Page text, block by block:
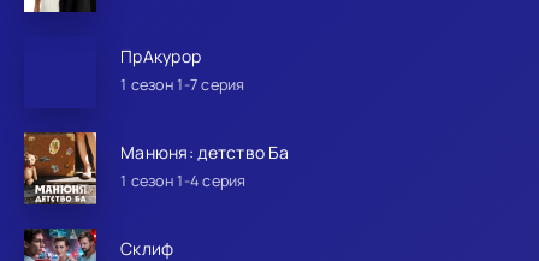
ПрАкурор
1 сезон 1-7 серия
Манюня: детство Ба
1 сезон 1-4 серия
Склиф